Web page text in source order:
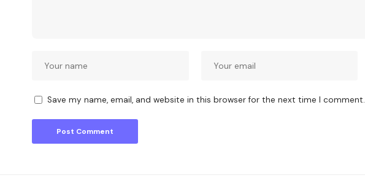
Save my name, email, and website in this browser for the next time I comment.